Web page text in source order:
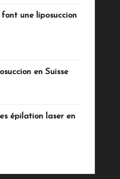
font une liposuccion
en Suisse
épilation laser en